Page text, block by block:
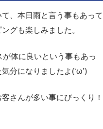
、本日雨と言う事もあって
グも楽しみました。
体に良いという事もあっ
分になりましたよ(‘ω’)
さんが多い事にびっくり！